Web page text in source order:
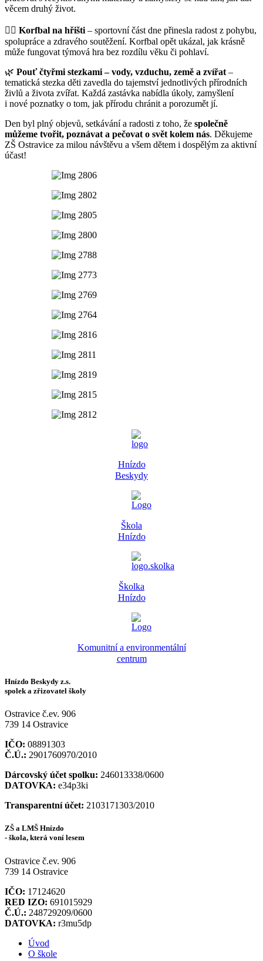
věcem druhý život.
🏃‍♂️ Korfbal na hřišti – sportovní část dne přinesla radost z pohybu,
spolupráce a zdravého soutěžení. Korfbal opět ukázal, jak krásně
může fungovat týmová hra bez rozdílu věku či pohlaví.
🌿 Pouť čtyřmi stezkami – vody, vzduchu, země a zvířat –
tematická stezka děti zavedla do tajemství jednotlivých přírodních
živlů a života zvířat. Každá zastávka nabídla úkoly, zamyšlení
i nové poznatky o tom, jak přírodu chránit a porozumět jí.
Den byl plný objevů, setkávání a radosti z toho, že společně
můžeme tvořit, poznávat a pečovat o svět kolem nás. Děkujeme
ZŠ Ostravice za milou návštěvu a všem dětem i dospělým za aktivní
účast!
Hnízdo
Beskydy
Škola
Hnízdo
Školka
Hnízdo
Komunitní a environmentální
centrum
Hnízdo Beskydy z.s.
spolek a zřizovatel školy
Ostravice č.ev. 906
739 14 Ostravice
IČO: 08891303
Č.Ú.: 2901760970/2010
Dárcovský účet spolku: 246013338/0600
DATOVKA: e34p3ki
Transparentní účet: 2103171303/2010
ZŠ a LMŠ Hnízdo
- škola, která voní lesem
Ostravice č.ev. 906
739 14 Ostravice
IČO: 17124620
RED IZO: 691015929
Č.Ú.: 248729209/0600
DATOVKA: r3mu5dp
Úvod
O škole